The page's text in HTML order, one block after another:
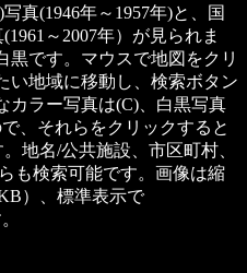
真(1946年～1957年)と、国
～2007年）が見られま
黒です。マウスで地図をクリ
い地域に移動し、検索ボタン
カラー写真は(C)、白黒写真
、それらをクリックすると
地名/公共施設、市区町村、
も検索可能です。画像は縮
）、標準表示で